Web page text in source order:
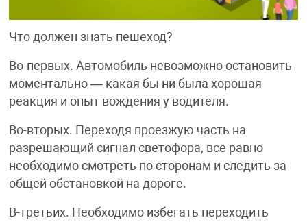
Что должен знать пешеход?
Во-первых. Автомобиль невозможно остановить
моментально — какая бы ни была хорошая
реакция и опыт вождения у водителя.
Во-вторых. Переходя проезжую часть на
разрешающий сигнал светофора, все равно
необходимо смотреть по сторонам и следить за
общей обстановкой на дороге.
В-третьих. Необходимо избегать переходить